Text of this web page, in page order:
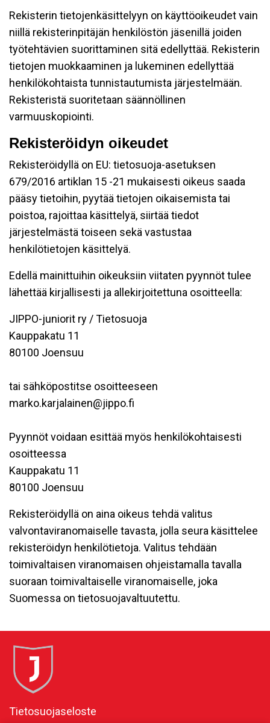
Rekisterin tietojenkäsittelyyn on käyttöoikeudet vain
niillä rekisterinpitäjän henkilöstön jäsenillä joiden
työtehtävien suorittaminen sitä edellyttää. Rekisterin
tietojen muokkaaminen ja lukeminen edellyttää
henkilökohtaista tunnistautumista järjestelmään.
Rekisteristä suoritetaan säännöllinen
varmuuskopiointi.
Rekisteröidyn oikeudet
Rekisteröidyllä on EU: tietosuoja-asetuksen
679/2016 artiklan 15 -21 mukaisesti oikeus saada
pääsy tietoihin, pyytää tietojen oikaisemista tai
poistoa, rajoittaa käsittelyä, siirtää tiedot
järjestelmästä toiseen sekä vastustaa
henkilötietojen käsittelyä.
Edellä mainittuihin oikeuksiin viitaten pyynnöt tulee
lähettää kirjallisesti ja allekirjoitettuna osoitteella:
JIPPO-juniorit ry / Tietosuoja
Kauppakatu 11
80100 Joensuu
tai sähköpostitse osoitteeseen
marko.karjalainen@jippo.fi
Pyynnöt voidaan esittää myös henkilökohtaisesti
osoitteessa
Kauppakatu 11
80100 Joensuu
Rekisteröidyllä on aina oikeus tehdä valitus
valvontaviranomaiselle tavasta, jolla seura käsittelee
rekisteröidyn henkilötietoja. Valitus tehdään
toimivaltaisen viranomaisen ohjeistamalla tavalla
suoraan toimivaltaiselle viranomaiselle, joka
Suomessa on tietosuojavaltuutettu.
Tietosuojaseloste